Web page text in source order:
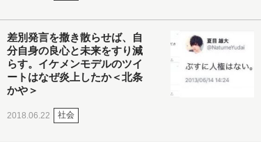
差別発言を撒き散らせば、自
分自身の良心と未来をすり減
らす。イケメンモデルのツイ
ートはなぜ炎上したか＜北条
かや＞
2018.06.22 社会